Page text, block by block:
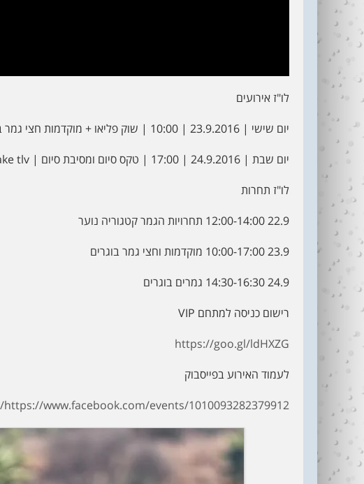
לו"ז אירועים
יום שישי | 23.9.2016 | 10:00 | שוק פליאו + מוקדמות חצי גמר בוגרים
יום שבת | 24.9.2016 | 17:00 | טקס סיום ומסיבת סיום | lake tlv
לו"ז תחרות
22.9 12:00-14:00 תחרויות הגמר קטגוריה נוער
23.9 10:00-17:00 מוקדמות וחצי גמר בוגרים
24.9 14:30-16:30 גמרים בוגרים
רישום כניסה למתחם VIP
https://goo.gl/ldHXZG
לעמוד האירוע בפייסבוק
https://www.facebook.com/events/1010093282379912/